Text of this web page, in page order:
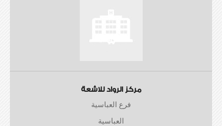
مركز الرواد للاشعة
فرع العباسية
العباسية